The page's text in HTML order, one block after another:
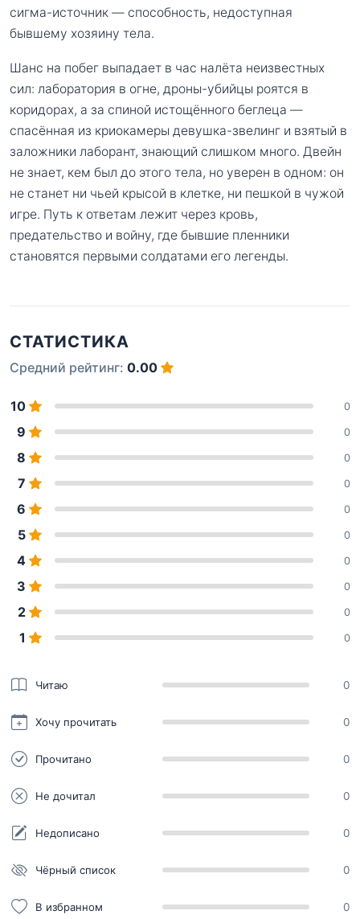
сигма-источник — способность, недоступная
бывшему хозяину тела.
Шанс на побег выпадает в час налёта неизвестных
сил: лаборатория в огне, дроны-убийцы роятся в
коридорах, а за спиной истощённого беглеца —
спасённая из криокамеры девушка-звелинг и взятый в
заложники лаборант, знающий слишком много. Двейн
не знает, кем был до этого тела, но уверен в одном: он
не станет ни чьей крысой в клетке, ни пешкой в чужой
игре. Путь к ответам лежит через кровь,
предательство и войну, где бывшие пленники
становятся первыми солдатами его легенды.
СТАТИСТИКА
Средний рейтинг: 0.00
10 0
9 0
8 0
7 0
6 0
5 0
4 0
3 0
2 0
1 0
Читаю 0
Хочу прочитать 0
Прочитано 0
Не дочитал 0
Недописано 0
Чёрный список 0
В избранном 0